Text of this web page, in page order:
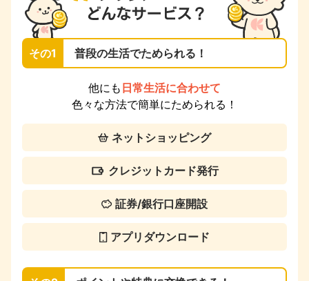
その1 普段の生活でためられる！
他にも 日常生活に合わせて
色々な方法で簡単にためられる！
ネットショッピング
クレジットカード発行
証券/銀行口座開設
アプリダウンロード